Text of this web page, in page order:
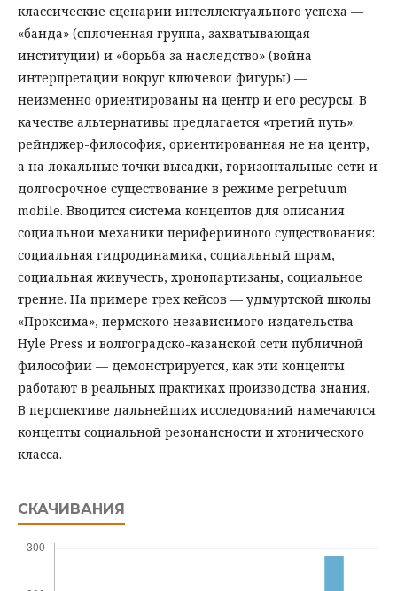
классические сценарии интеллектуального успеха —
«банда» (сплоченная группа, захватывающая
институции) и «борьба за наследство» (война
интерпретаций вокруг ключевой фигуры) —
неизменно ориентированы на центр и его ресурсы. В
качестве альтернативы предлагается «третий путь»:
рейнджер-философия, ориентированная не на центр,
а на локальные точки высадки, горизонтальные сети и
долгосрочное существование в режиме perpetuum
mobile. Вводится система концептов для описания
социальной механики периферийного существования:
социальная гидродинамика, социальный шрам,
социальная живучесть, хронопартизаны, социальное
трение. На примере трех кейсов — удмуртской школы
«Проксима», пермского независимого издательства
Hyle Press и волгоградско-казанской сети публичной
философии — демонстрируется, как эти концепты
работают в реальных практиках производства знания.
В перспективе дальнейших исследований намечаются
концепты социальной резонансности и хтонического
класса.
СКАЧИВАНИЯ